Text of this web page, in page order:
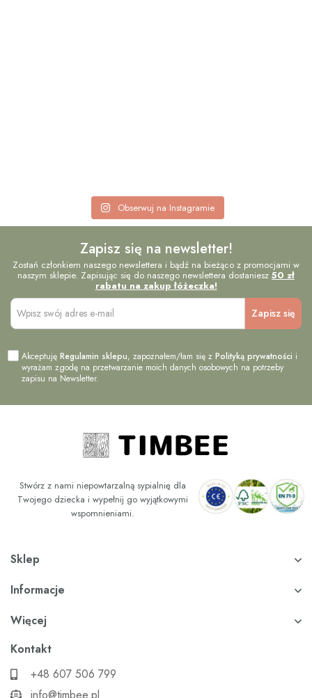
Obserwuj na Instagramie
Zapisz się na newsletter!
Zostań członkiem naszego newslettera i bądź na bieżąco z promocjami w
naszym sklepie. Zapisując się do naszego newslettera dostaniesz 50 zł
rabatu na zakup łóżeczka!
AkceptujęRegulamin sklepu, zapoznałem/łam się zPolityką prywatności i
wyrażam zgodę na przetwarzanie moich danych osobowych na potrzeby
zapisu na Newsletter.
Stwórz z nami niepowtarzalną sypialnię dla
Twojego dziecka i wypełnij go wyjątkowymi
wspomnieniami.
Sklep
Informacje
Więcej
Kontakt
+48 607 506 799